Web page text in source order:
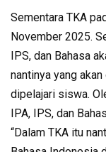
Sementara TKA
November 2025.
IPS, dan Bahasa
nantinya yang
dipelajari siswa.
IPA, IPS, dan
“Dalam TKA itu